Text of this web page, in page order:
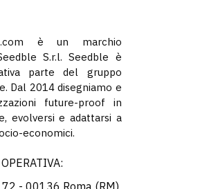
è un marchio
S.r.l. Seedble è
parte del gruppo
Dal 2014 disegniamo e
future-proof in
evolversi e adattarsi a
economici.